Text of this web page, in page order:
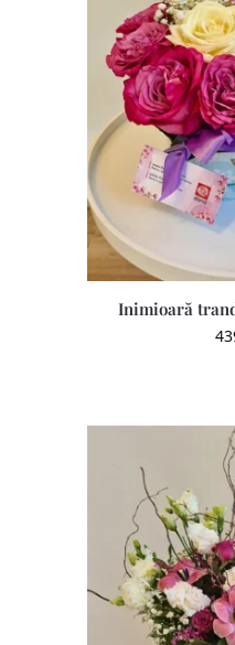
Inimioară